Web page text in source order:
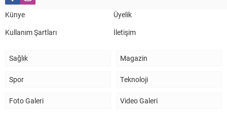
Künye
Üyelik
Kullanım Şartları
İletişim
Sağlık Magazin
Spor Teknoloji
Foto Galeri Video Galeri